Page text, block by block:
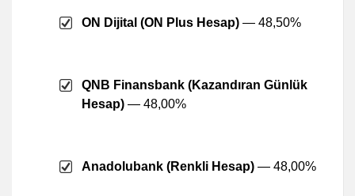
ON Dijital (ON Plus Hesap) — 48,50%
QNB Finansbank (Kazandıran Günlük
Hesap) — 48,00%
Anadolubank (Renkli Hesap) — 48,00%